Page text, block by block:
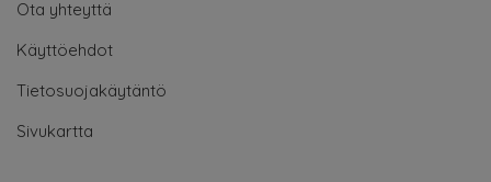
Ota yhteyttä
Käyttöehdot
Tietosuojakäytäntö
Sivukartta